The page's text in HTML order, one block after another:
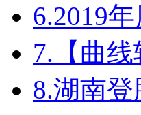
6.2019
7. 【曲
8.湖南登